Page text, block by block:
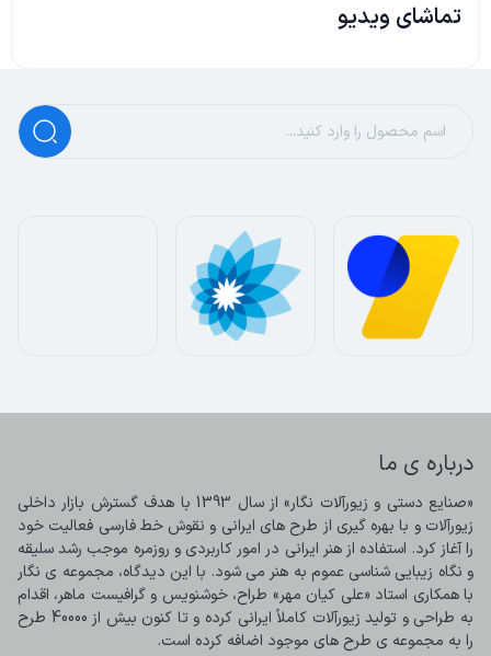
تماشای ویدیو
درباره ی ما
را به مجموعه ی طرح های موجود اضافه کرده است.